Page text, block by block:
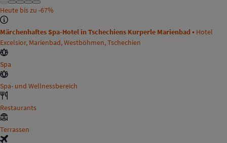
Heute bis zu -67%
Märchenhaftes Spa-Hotel in Tschechiens Kurperle Marienbad • Hotel
Excelsior, Marienbad, Westböhmen, Tschechien
Spa
Spa- und Wellnessbereich
Restaurants
Terrassen